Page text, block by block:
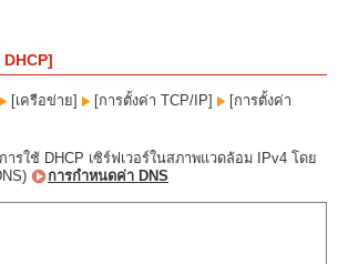
[เครือข่าย] [การตั้งค่า TCP/IP]
[การตั้งค่า
ารใช้ DHCP เซิร์ฟเวอร์ในสภาพแวดล้อม IPv4 โดย
การกำหนดค่า DNS